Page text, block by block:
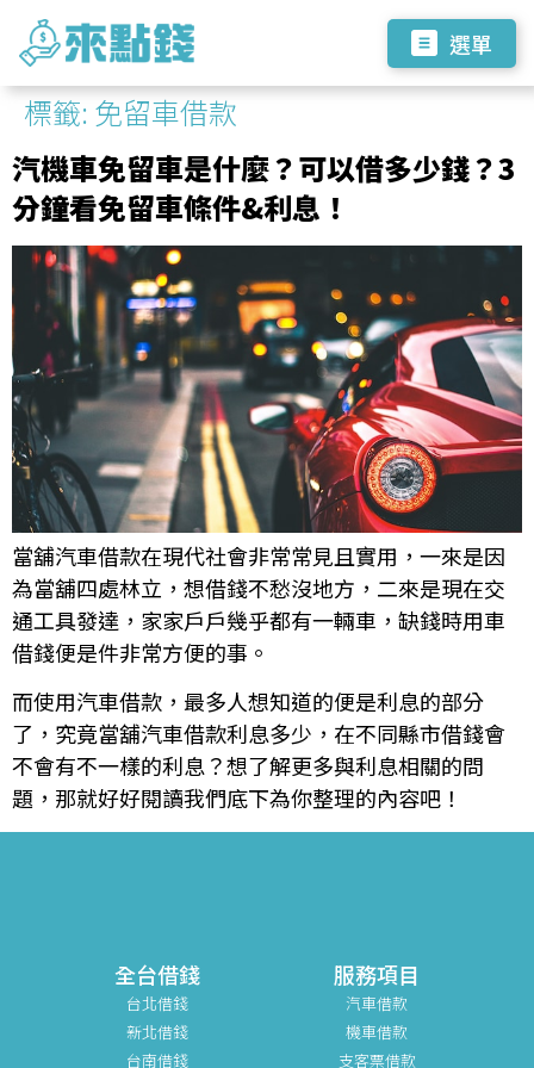
選單
標籤: 免留車借款
汽機車免留車是什麼？可以借多少錢？3
分鐘看免留車條件&利息！
當舖汽車借款在現代社會非常常見且實用，一來是因
為當舖四處林立，想借錢不愁沒地方，二來是現在交
通工具發達，家家戶戶幾乎都有一輛車，缺錢時用車
借錢便是件非常方便的事。
而使用汽車借款，最多人想知道的便是利息的部分
了，究竟當舖汽車借款利息多少，在不同縣市借錢會
不會有不一樣的利息？想了解更多與利息相關的問
題，那就好好閱讀我們底下為你整理的內容吧！
全台借錢
台北借錢
新北借錢
台南借錢
服務項目
汽車借款
機車借款
支客票借款